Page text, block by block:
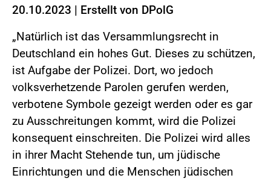
20.10.2023 | Erstellt von DPolG
„Natürlich ist das Versammlungsrecht in
Deutschland ein hohes Gut. Dieses zu schützen,
ist Aufgabe der Polizei. Dort, wo jedoch
volksverhetzende Parolen gerufen werden,
verbotene Symbole gezeigt werden oder es gar
zu Ausschreitungen kommt, wird die Polizei
konsequent einschreiten. Die Polizei wird alles
in ihrer Macht Stehende tun, um jüdische
Einrichtungen und die Menschen jüdischen